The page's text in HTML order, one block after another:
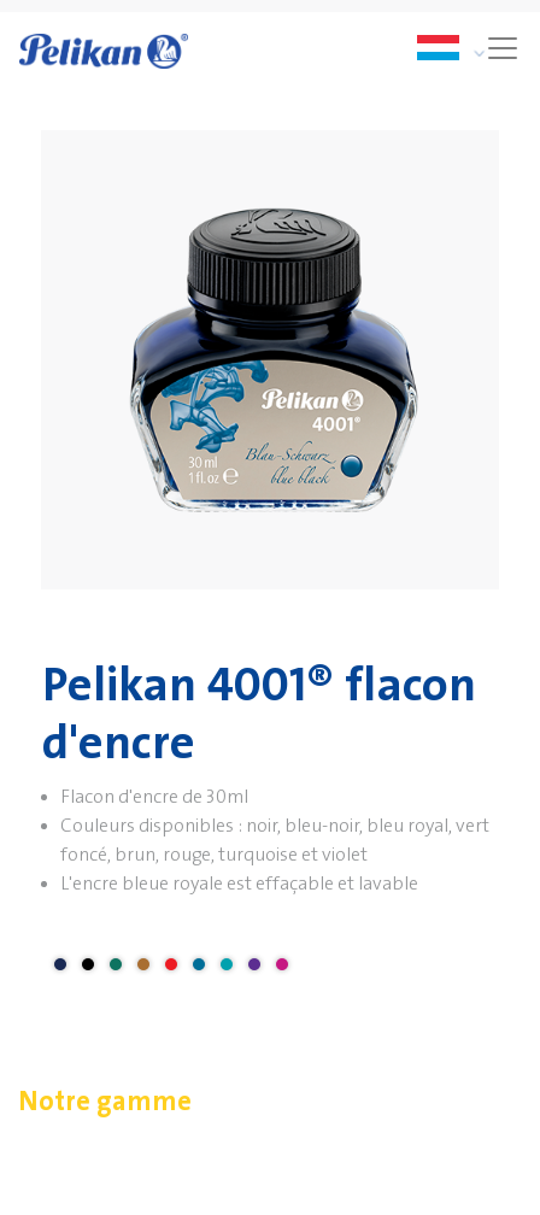
Pelikan 4001® flacon
d'encre
Flacon d'encre de 30ml
Couleurs disponibles : noir, bleu-noir, bleu royal, vert
foncé, brun, rouge, turquoise et violet
L'encre bleue royale est effaçable et lavable
Notre gamme